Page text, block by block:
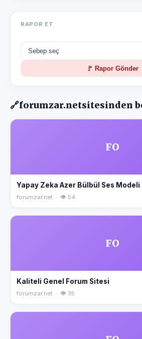
RAPOR ET
🚩 Rapor Gönder
🔗forumzar.netsitesinden
FO
Yapay Zeka Azer Bülbül Ses Modeli
forumzar.net · 👁 54
FO
Kaliteli Genel Forum Sitesi
forumzar.net · 👁 35